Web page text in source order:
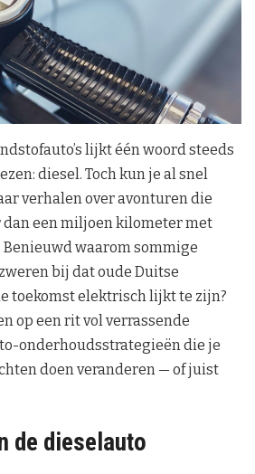
lijkt één woord steeds
diesel. Toch kun je al snel
verhalen over avonturen die
dan een miljoen kilometer met
Benieuwd waarom sommige
bij dat oude Duitse
toekomst elektrisch lijkt te zijn?
op een rit vol verrassende
onderhoudsstrategieën die je
doen veranderen — of juist
de dieselauto